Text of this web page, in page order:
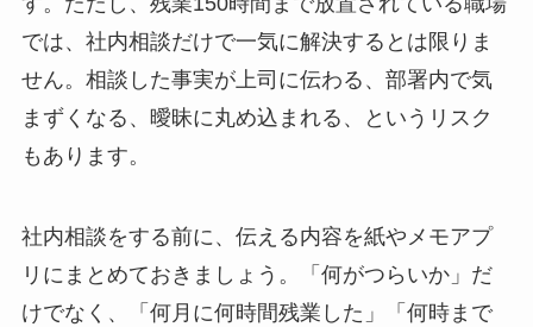
では、社内相談だけで一気に解決するとは限りま
せん。相談した事実が上司に伝わる、部署内で気
まずくなる、曖昧に丸め込まれる、というリスク
もあります。
社内相談をする前に、伝える内容を紙やメモアプ
リにまとめておきましょう。「何がつらいか」だ
けでなく、「何月に何時間残業した」「何時まで